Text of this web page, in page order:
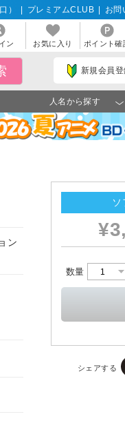
） プレミアムCLUB お問
ン お気に入り ポイント確
新規会員登
人名から探す
ン
ソ
数量
シェアする